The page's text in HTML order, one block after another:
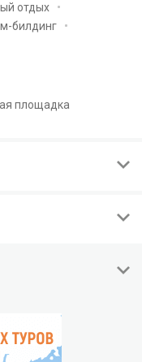
отдых
билдинг
площадка
00:00 часов
до 2 лет